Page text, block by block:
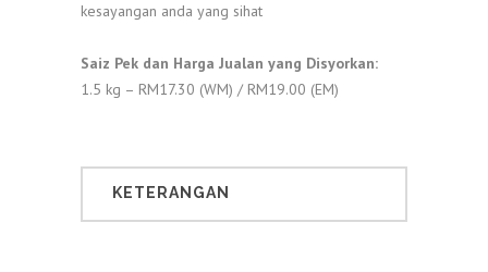
kesayangan anda yang sihat
Saiz Pek dan Harga Jualan yang Disyorkan:
1.5 kg – RM17.30 (WM) / RM19.00 (EM)
KETERANGAN